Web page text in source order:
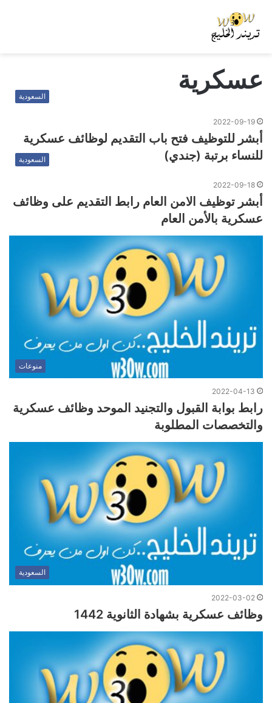
عسكرية
السعودية
2022-09-19
أبشر للتوظيف فتح باب التقديم لوظائف عسكرية
للنساء برتبة (جندي)
السعودية
2022-09-18
أبشر توظيف الامن العام رابط التقديم على وظائف
عسكرية بالأمن العام
منوعات
2022-04-13
رابط بوابة القبول والتجنيد الموحد وظائف عسكرية
والتخصصات المطلوبة
السعودية
2022-03-02
وظائف عسكرية بشهادة الثانوية 1442